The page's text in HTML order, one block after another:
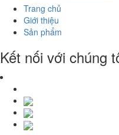
Trang chủ
Giới thiệu
Sản phẩm
Kết nối với chúng